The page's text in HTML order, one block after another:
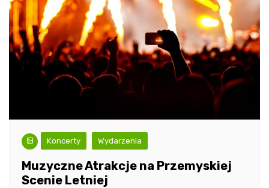
Koncerty Wydarzenia
Muzyczne Atrakcje na Przemyskiej
Scenie Letniej